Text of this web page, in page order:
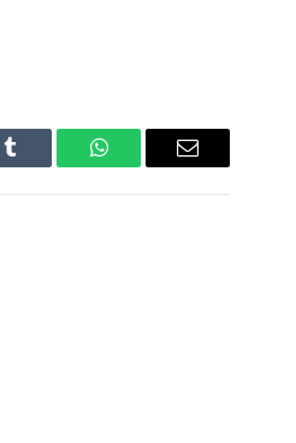
Tumblr WhatsAppEmail